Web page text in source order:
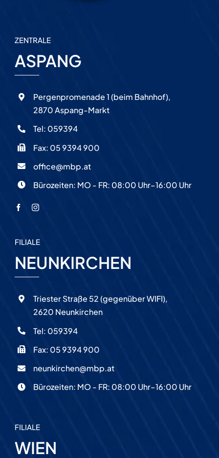
ZENTRALE
ASPANG
Pergenpromenade 1 (beim Bahnhof),
2870 Aspang-Markt
Tel: 059394
Fax: 05 9394 900
office@mbp.at
Bürozeiten: MO - FR: 08:00 Uhr–16:00 Uhr
FILIALE
NEUNKIRCHEN
Triester Straße 52 (gegenüber WIFI),
2620 Neunkirchen
Tel: 059394
Fax: 05 9394 900
neunkirchen@mbp.at
Bürozeiten: MO - FR: 08:00 Uhr–16:00 Uhr
FILIALE
WIEN